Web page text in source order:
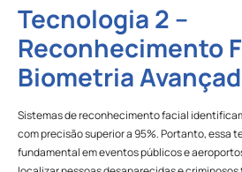
Tecnologia 2 –
Reconhecimento
Biometria
Sistemas de reconhecimento facial
com precisão superior a 95%. Portanto, essa
fundamental em eventos públicos e